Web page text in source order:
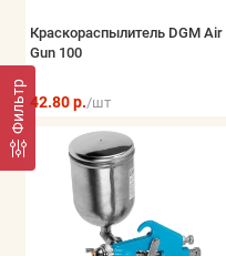
Фильтр
Краскораспылитель DGM Air
Gun 100
42.80 р./шт